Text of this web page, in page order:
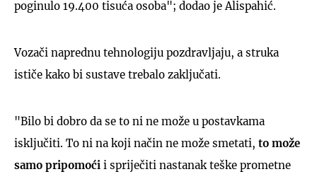
poginulo 19.400 tisuća osoba"; dodao je Alispahić.
Vozači naprednu tehnologiju pozdravljaju, a struka
ističe kako bi sustave trebalo zaključati.
"Bilo bi dobro da se to ni ne može u postavkama
isključiti. To ni na koji način ne može smetati, to može
samo pripomoći i spriječiti nastanak teške prometne